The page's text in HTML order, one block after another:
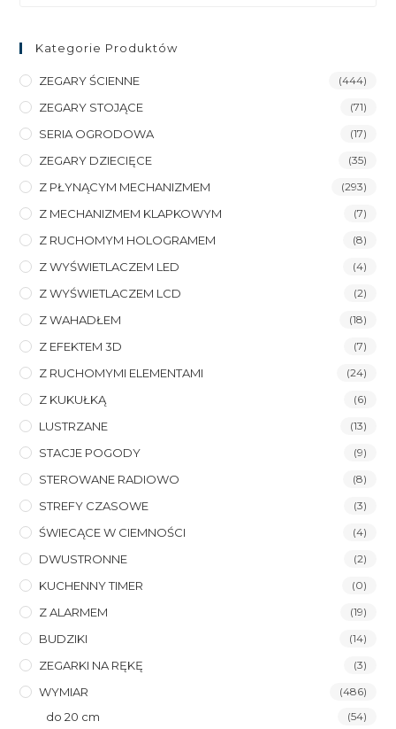
Kategorie Produktów
ZEGARY ŚCIENNE (444)
ZEGARY STOJĄCE (71)
SERIA OGRODOWA (17)
ZEGARY DZIECIĘCE (35)
Z PŁYNĄCYM MECHANIZMEM (293)
Z MECHANIZMEM KLAPKOWYM (7)
Z RUCHOMYM HOLOGRAMEM (8)
Z WYŚWIETLACZEM LED (4)
Z WYŚWIETLACZEM LCD (2)
Z WAHADŁEM (18)
Z EFEKTEM 3D (7)
Z RUCHOMYMI ELEMENTAMI (24)
Z KUKUŁKĄ (6)
LUSTRZANE (13)
STACJE POGODY (9)
STEROWANE RADIOWO (8)
STREFY CZASOWE (3)
ŚWIECĄCE W CIEMNOŚCI (4)
DWUSTRONNE (2)
KUCHENNY TIMER (0)
Z ALARMEM (19)
BUDZIKI (14)
ZEGARKI NA RĘKĘ (3)
WYMIAR (486)
do 20 cm (54)